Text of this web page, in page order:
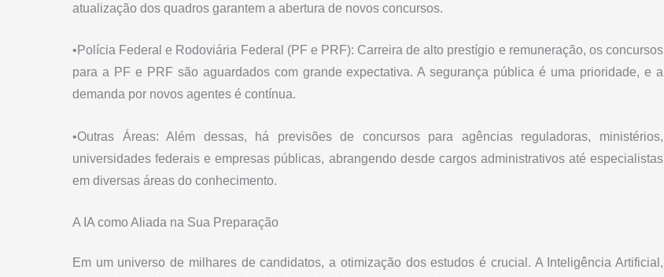
atualização dos quadros garantem a abertura de novos concursos.
•Polícia Federal e Rodoviária Federal (PF e PRF): Carreira de alto prestígio e remuneração, os concursos
para a PF e PRF são aguardados com grande expectativa. A segurança pública é uma prioridade, e a
demanda por novos agentes é contínua.
•Outras Áreas: Além dessas, há previsões de concursos para agências reguladoras, ministérios,
universidades federais e empresas públicas, abrangendo desde cargos administrativos até especialistas
em diversas áreas do conhecimento.
A IA como Aliada na Sua Preparação
Em um universo de milhares de candidatos, a otimização dos estudos é crucial. A Inteligência Artificial,